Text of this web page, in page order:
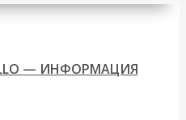
— ИНФОРМАЦИЯ